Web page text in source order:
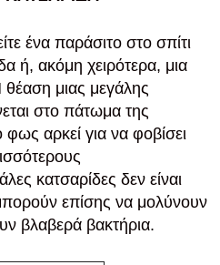
ένα παράσιτο στο σπίτι
ή, ακόμη χειρότερα, μια
μιας μεγάλης
στο πάτωμα της
φως αρκεί για να φοβίσει
κατσαρίδες δεν είναι
επίσης να μολύνουν
βλαβερά βακτήρια.